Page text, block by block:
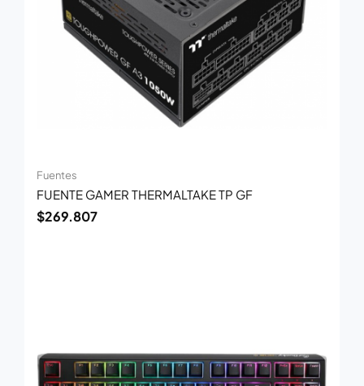
Fuentes
FUENTE GAMER THERMALTAKE TP GF
$269.807